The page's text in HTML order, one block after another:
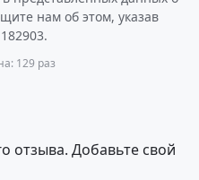
нам об этом, указав
129 раз
отзыва. Добавьте свой